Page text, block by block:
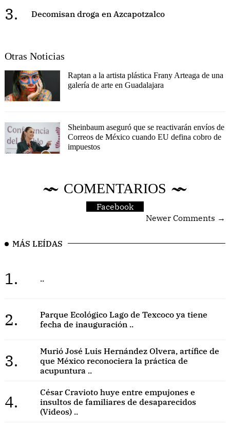
3. Decomisan droga en Azcapotzalco
Otras Noticias
Raptan a la artista plástica Frany Arteaga de una
galería de arte en Guadalajara
Sheinbaum aseguró que se reactivarán envíos de
Correos de México cuando EU defina cobro de
impuestos
COMENTARIOS
Facebook
Newer Comments →
MÁS LEÍDAS
1. ..
2.
Parque Ecológico Lago de Texcoco ya tiene
fecha de inauguración ..
3.
Murió José Luis Hernández Olvera, artífice de
que México reconociera la práctica de
acupuntura ..
4.
César Cravioto huye entre empujones e
insultos de familiares de desaparecidos
(Videos) ..